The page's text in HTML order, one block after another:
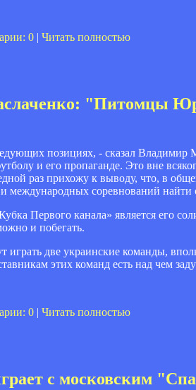
0 | Читать полностью
"Питомцы
позициях, - сказал
и его пропаганде. Это вне
раз прихожу к выводу, что, в
международных соревнований найти
Первого канала» является его
и побегать.
играть две украинские команды,
этих команд есть над чем
0 | Читать полностью
с московским